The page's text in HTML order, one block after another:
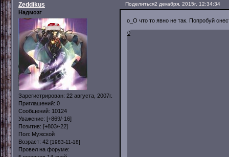
Поделиться2 декабря, 2015г. 12:34:34
Zeddikus
Надмозг
Зарегистрирован: 22 августа, 2007г.
Приглашений: 0
Сообщений: 10124
Уважение: [+869/-16]
Позитив: [+803/-22]
Пол: Мужской
Возраст: 42 [1983-11-18]
Провел на форуме:
о_О что то явно не так. Попробуй
0